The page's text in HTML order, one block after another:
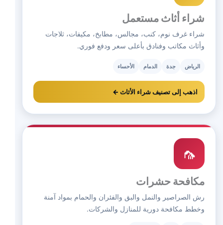
شراء أثاث مستعمل
شراء غرف نوم، كنب، مجالس، مطابخ، مكيفات، ثلاجات
وأثاث مكاتب وفنادق بأعلى سعر ودفع فوري.
الرياض جدة الدمام الأحساء
اذهب إلى تصنيف شراء الأثاث ←
🦟
مكافحة حشرات
رش الصراصير والنمل والبق والفئران والحمام بمواد آمنة
وخطط مكافحة دورية للمنازل والشركات.